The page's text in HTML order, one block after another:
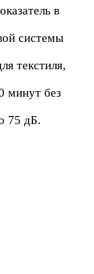
в
системы
текстиля,
без
75 дБ.